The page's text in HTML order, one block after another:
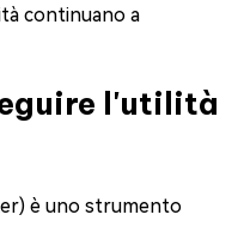
continuano a
l'utilità
è uno strumento